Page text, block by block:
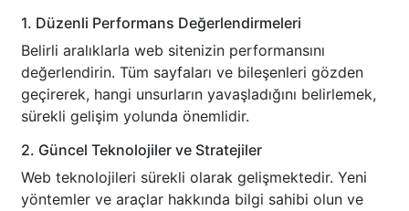
1. Düzenli Performans Değerlendirmeleri
Belirli aralıklarla web sitenizin performansını
değerlendirin. Tüm sayfaları ve bileşenleri gözden
geçirerek, hangi unsurların yavaşladığını belirlemek,
sürekli gelişim yolunda önemlidir.
2. Güncel Teknolojiler ve Stratejiler
Web teknolojileri sürekli olarak gelişmektedir. Yeni
yöntemler ve araçlar hakkında bilgi sahibi olun ve